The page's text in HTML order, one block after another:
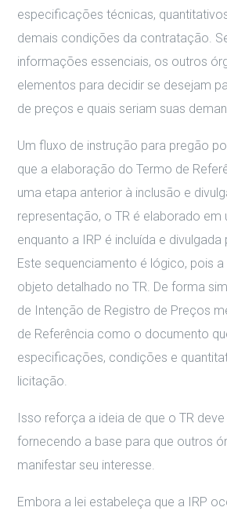
especificações técnicas,
demais condições da contratação.
informações essenciais, os outros
elementos para decidir se desejam
de preços e quais seriam suas
Um fluxo de instrução para pregão
que a elaboração do Termo de
uma etapa anterior à inclusão e
representação, o TR é elaborado em
enquanto a IRP é incluída e
Este sequenciamento é lógico, pois
objeto detalhado no TR. De forma
de Intenção de Registro de Preços
de Referência como o documento
especificações, condições e
licitação.
Isso reforça a ideia de que o TR deve
fornecendo a base para que outros
manifestar seu interesse.
Embora a lei estabeleça que a IRP